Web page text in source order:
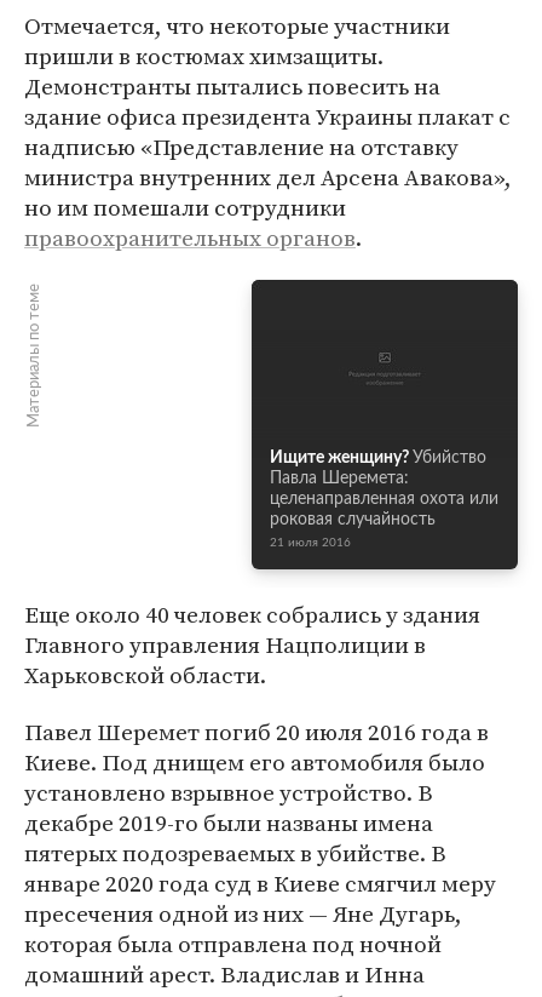
Отмечается, что некоторые участники
пришли в костюмах химзащиты.
Демонстранты пытались повесить на
здание офиса президента Украины плакат с
надписью «Представление на отставку
министра внутренних дел Арсена Авакова»,
но им помешали сотрудники
правоохранительных органов.
Материалы по теме
Ищите женщину? Убийство
Павла Шеремета:
целенаправленная охота или
роковая случайность
21 июля 2016
Еще около 40 человек собрались у здания
Главного управления Нацполиции в
Харьковской области.
Павел Шеремет погиб 20 июля 2016 года в
Киеве. Под днищем его автомобиля было
установлено взрывное устройство. В
декабре 2019-го были названы имена
пятерых подозреваемых в убийстве. В
январе 2020 года суд в Киеве смягчил меру
пресечения одной из них — Яне Дугарь,
которая была отправлена под ночной
домашний арест. Владислав и Инна